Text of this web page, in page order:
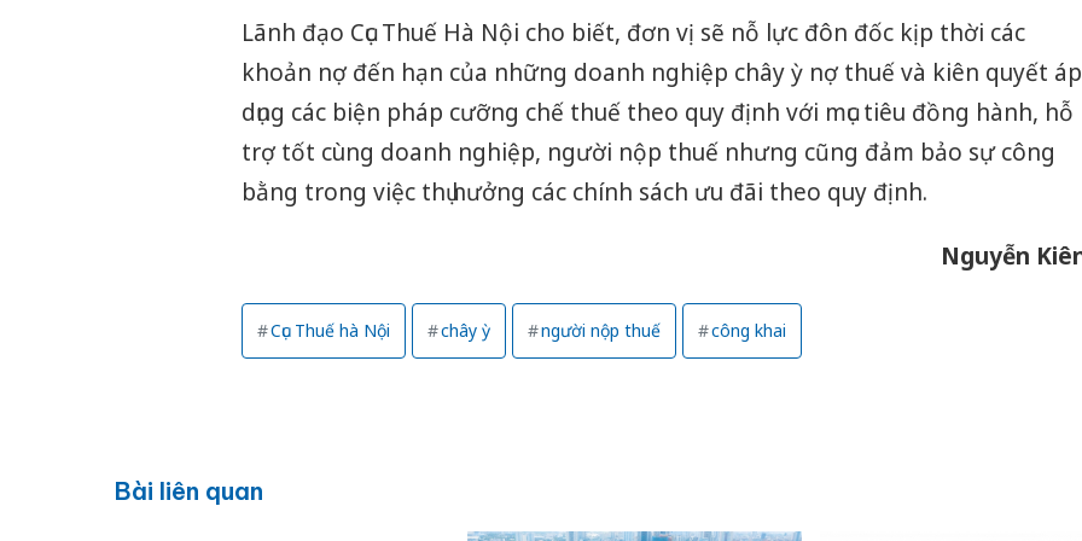
Lãnh đạo Cục Thuế Hà Nội cho biết, đơn vị sẽ nỗ lực đôn đốc kịp thời các
khoản nợ đến hạn của những doanh nghiệp chây ỳ nợ thuế và kiên quyết áp
dụng các biện pháp cưỡng chế thuế theo quy định với mục tiêu đồng hành, hỗ
trợ tốt cùng doanh nghiệp, người nộp thuế nhưng cũng đảm bảo sự công
bằng trong việc thụ hưởng các chính sách ưu đãi theo quy định.
Nguyễn
Cục Thuế hà Nội chây ỳ người nộp thuế công khai
Bài liên quan